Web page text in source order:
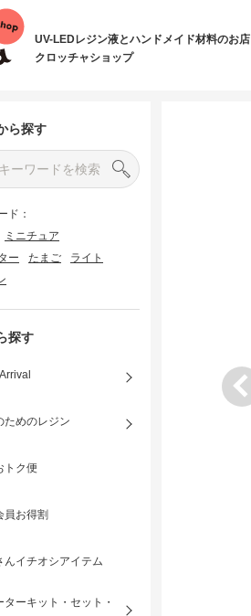
UV-LEDレジン液とハンドメイド材料のお店
クロッチャショップ
ら探す
ド：
ミニチュア
ー
たまご
ライト
探す
ためのレジン
トク便
員お得割
んイチオシアイテム
ターキット・セット・